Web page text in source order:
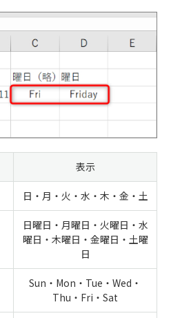
表示
日・月・火・水・木・金・土
日曜日・月曜日・火曜日・水
曜日・木曜日・金曜日・土曜
日
Sun・Mon・Tue・Wed・
Thu・Fri・Sat